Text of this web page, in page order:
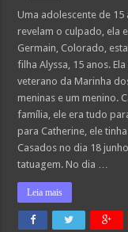
Uma adolescente de
revelam o culpado, ela
Germain, Colorado,
filha Alyssa, 15 anos.
veterano da Marinha
meninas e um menino.
família, ele era tudo
para Catherine, ele
Casados no dia 18
tatuagem. No dia …
Leia mais